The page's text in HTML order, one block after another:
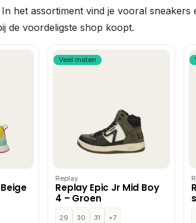
het assortiment vind je vooral sneakers
de voordeligste shop koopt.
Veel maten
Replay
Replay Epic Jr Mid Boy
4 – Groen
29 30 31
+7